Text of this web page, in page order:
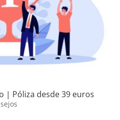
| Póliza desde 39 euros